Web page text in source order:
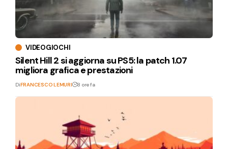
VIDEOGIOCHI
Silent Hill 2 si aggiorna su PS5: la patch 1.07
migliora grafica e prestazioni
DiFRANCESCO LEMURI 8 ore fa